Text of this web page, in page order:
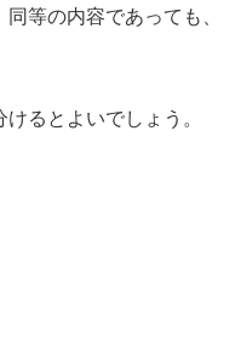
等の内容であっても、
るとよいでしょう。